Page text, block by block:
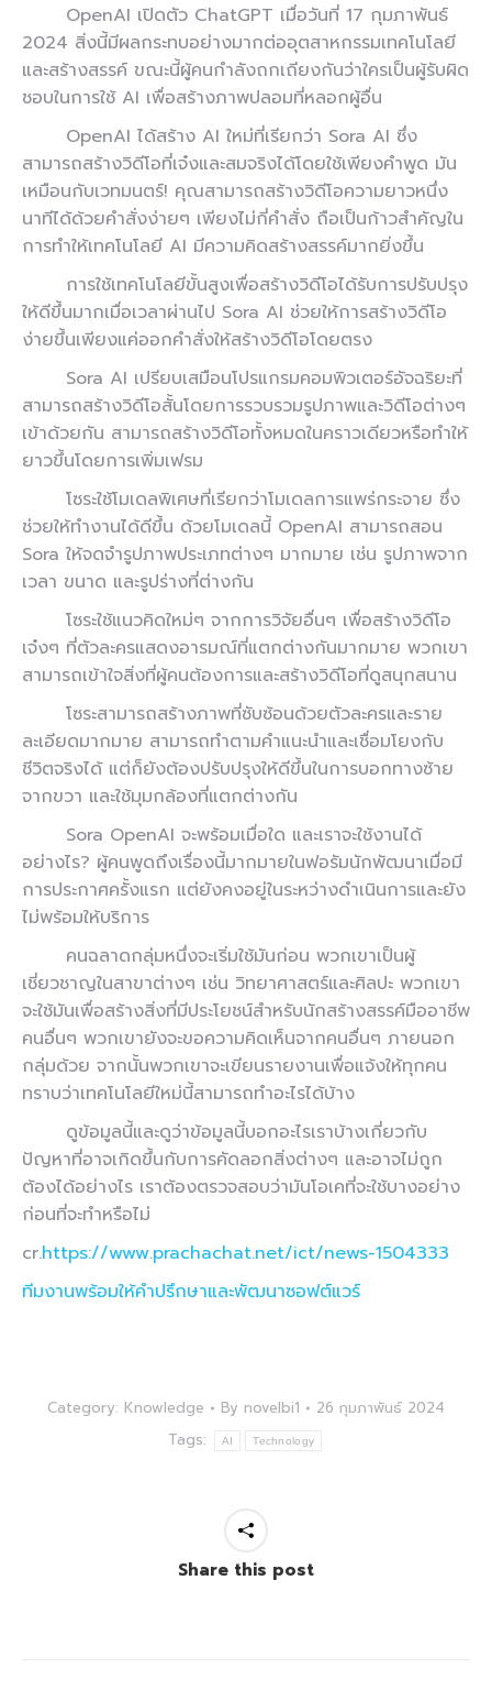
OpenAI เปิดตัว ChatGPT เมื่อวันที่ 17 กุมภาพันธ์
2024 สิ่งนี้มีผลกระทบอย่างมากต่ออุตสาหกรรมเทคโนโลยี
และสร้างสรรค์ ขณะนี้ผู้คนกำลังถกเถียงกันว่าใครเป็นผู้รับผิด
ชอบในการใช้ AI เพื่อสร้างภาพปลอมที่หลอกผู้อื่น
OpenAI ได้สร้าง AI ใหม่ที่เรียกว่า Sora AI ซึ่ง
สามารถสร้างวิดีโอที่เจ๋งและสมจริงได้โดยใช้เพียงคำพูด มัน
เหมือนกับเวทมนตร์! คุณสามารถสร้างวิดีโอความยาวหนึ่ง
นาทีได้ด้วยคำสั่งง่ายๆ เพียงไม่กี่คำสั่ง ถือเป็นก้าวสำคัญใน
การทำให้เทคโนโลยี AI มีความคิดสร้างสรรค์มากยิ่งขึ้น
การใช้เทคโนโลยีขั้นสูงเพื่อสร้างวิดีโอได้รับการปรับปรุง
ให้ดีขึ้นมากเมื่อเวลาผ่านไป Sora AI ช่วยให้การสร้างวิดีโอ
ง่ายขึ้นเพียงแค่ออกคำสั่งให้สร้างวิดีโอโดยตรง
Sora AI เปรียบเสมือนโปรแกรมคอมพิวเตอร์อัจฉริยะที่
สามารถสร้างวิดีโอสั้นโดยการรวบรวมรูปภาพและวิดีโอต่างๆ
เข้าด้วยกัน สามารถสร้างวิดีโอทั้งหมดในคราวเดียวหรือทำให้
ยาวขึ้นโดยการเพิ่มเฟรม
โซระใช้โมเดลพิเศษที่เรียกว่าโมเดลการแพร่กระจาย ซึ่ง
ช่วยให้ทำงานได้ดีขึ้น ด้วยโมเดลนี้ OpenAI สามารถสอน
Sora ให้จดจำรูปภาพประเภทต่างๆ มากมาย เช่น รูปภาพจาก
เวลา ขนาด และรูปร่างที่ต่างกัน
โซระใช้แนวคิดใหม่ๆ จากการวิจัยอื่นๆ เพื่อสร้างวิดีโอ
เจ๋งๆ ที่ตัวละครแสดงอารมณ์ที่แตกต่างกันมากมาย พวกเขา
สามารถเข้าใจสิ่งที่ผู้คนต้องการและสร้างวิดีโอที่ดูสนุกสนาน
โซระสามารถสร้างภาพที่ซับซ้อนด้วยตัวละครและราย
ละเอียดมากมาย สามารถทำตามคำแนะนำและเชื่อมโยงกับ
ชีวิตจริงได้ แต่ก็ยังต้องปรับปรุงให้ดีขึ้นในการบอกทางซ้าย
จากขวา และใช้มุมกล้องที่แตกต่างกัน
Sora OpenAI จะพร้อมเมื่อใด และเราจะใช้งานได้
อย่างไร? ผู้คนพูดถึงเรื่องนี้มากมายในฟอรัมนักพัฒนาเมื่อมี
การประกาศครั้งแรก แต่ยังคงอยู่ในระหว่างดำเนินการและยัง
ไม่พร้อมให้บริการ
คนฉลาดกลุ่มหนึ่งจะเริ่มใช้มันก่อน พวกเขาเป็นผู้
เชี่ยวชาญในสาขาต่างๆ เช่น วิทยาศาสตร์และศิลปะ พวกเขา
จะใช้มันเพื่อสร้างสิ่งที่มีประโยชน์สำหรับนักสร้างสรรค์มืออาชีพ
คนอื่นๆ พวกเขายังจะขอความคิดเห็นจากคนอื่นๆ ภายนอก
กลุ่มด้วย จากนั้นพวกเขาจะเขียนรายงานเพื่อแจ้งให้ทุกคน
ทราบว่าเทคโนโลยีใหม่นี้สามารถทำอะไรได้บ้าง
ดูข้อมูลนี้และดูว่าข้อมูลนี้บอกอะไรเราบ้างเกี่ยวกับ
ปัญหาที่อาจเกิดขึ้นกับการคัดลอกสิ่งต่างๆ และอาจไม่ถูก
ต้องได้อย่างไร เราต้องตรวจสอบว่ามันโอเคที่จะใช้บางอย่าง
ก่อนที่จะทำหรือไม่
cr.https://www.prachachat.net/ict/news-1504333
ทีมงานพร้อมให้คำปรึกษาและพัฒนาซอฟต์แวร์
Category: Knowledge By novelbi1
26 กุมภาพันธ์ 2024
Tags:
AI Technology
Share this post